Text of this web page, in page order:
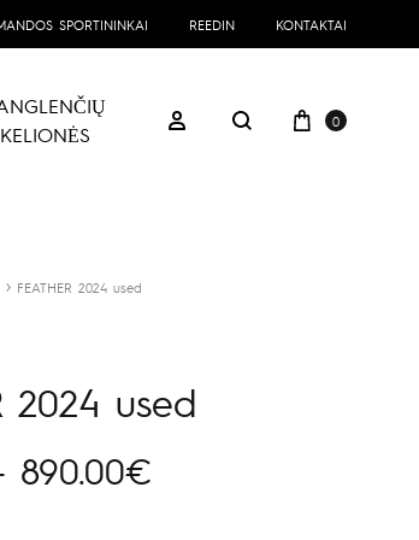
SPORTININKAI REEDIN KONTAKTAI
KELIONĖS
Prisijungti
Paieška
Prekių
0
FEATHER 2024 used
2024 used
890.00€Price